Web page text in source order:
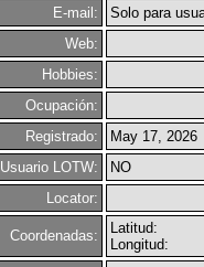
E-mail:
Solo para
Web:
Hobbies:
Ocupación:
Registrado:
May 17, 2026
Usuario LOTW:
NO
Locator:
Coordenadas:
Latitud:
Longitud: